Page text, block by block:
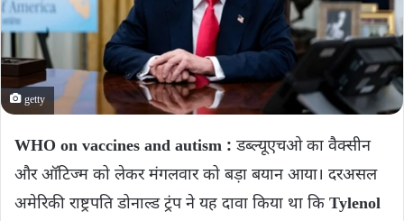
getty
WHO on vaccines and autism : डब्‍ल्‍यूएचओ का वैक्‍सीन
और ऑटिज्‍म को लेकर मंगलवार को बड़ा बयान आया। दरअसल
अमेरिकी राष्ट्रपति डोनाल्ड ट्रंप ने यह दावा किया था कि Tylenol